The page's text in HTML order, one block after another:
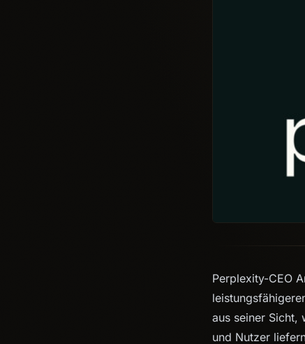
Perplexity-CEO
aus seiner Sicht,
und Nutzer